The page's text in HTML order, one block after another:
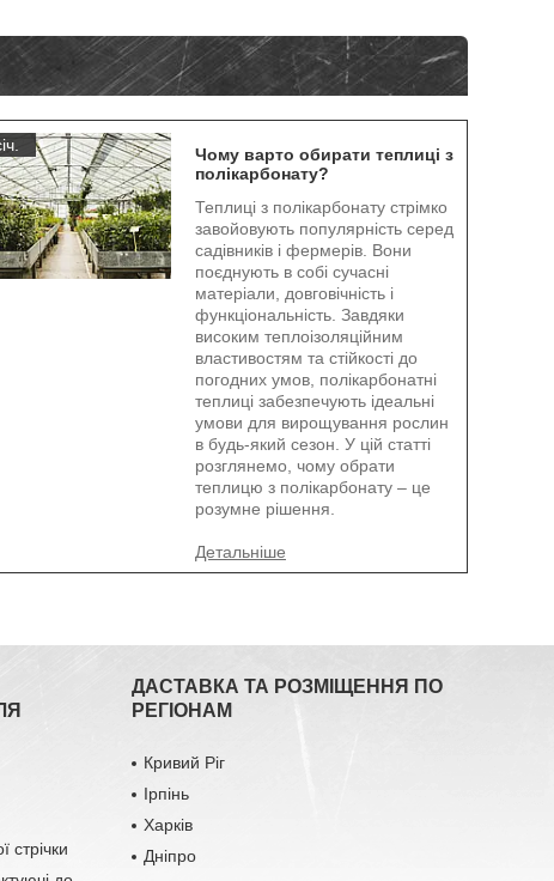
Чому варто обирати теплиці з
полікарбонату?
Теплиці з полікарбонату стрімко
завойовують популярність серед
садівників і фермерів. Вони
поєднують в собі сучасні
матеріали, довговічність і
функціональність. Завдяки
високим теплоізоляційним
властивостям та стійкості до
погодних умов, полікарбонатні
теплиці забезпечують ідеальні
умови для вирощування рослин
в будь-який сезон. У цій статті
розглянемо, чому обрати
теплицю з полікарбонату – це
розумне рішення.
стрічки
ДАСТАВКА ТА РОЗМІЩЕННЯ ПО
РЕГІОНАМ
Кривий Ріг
Ірпінь
Харків
Дніпро